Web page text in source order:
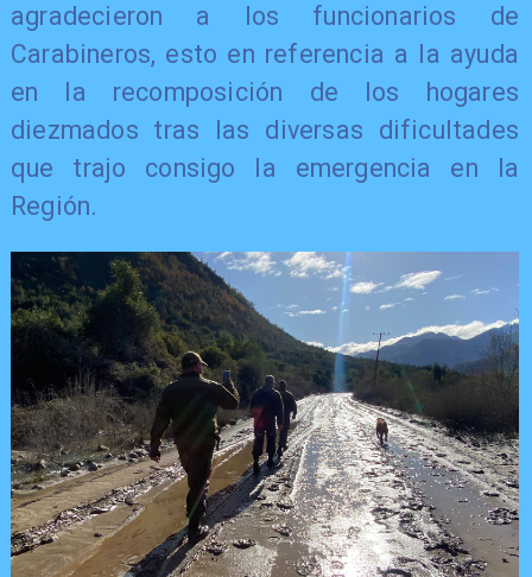
agradecieron a los funcionarios de
Carabineros, esto en referencia a la ayuda
en la recomposición de los hogares
diezmados tras las diversas dificultades
que trajo consigo la emergencia en la
Región.